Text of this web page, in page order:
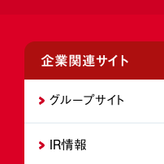
企業関連サイト
グループサイト
IR情報